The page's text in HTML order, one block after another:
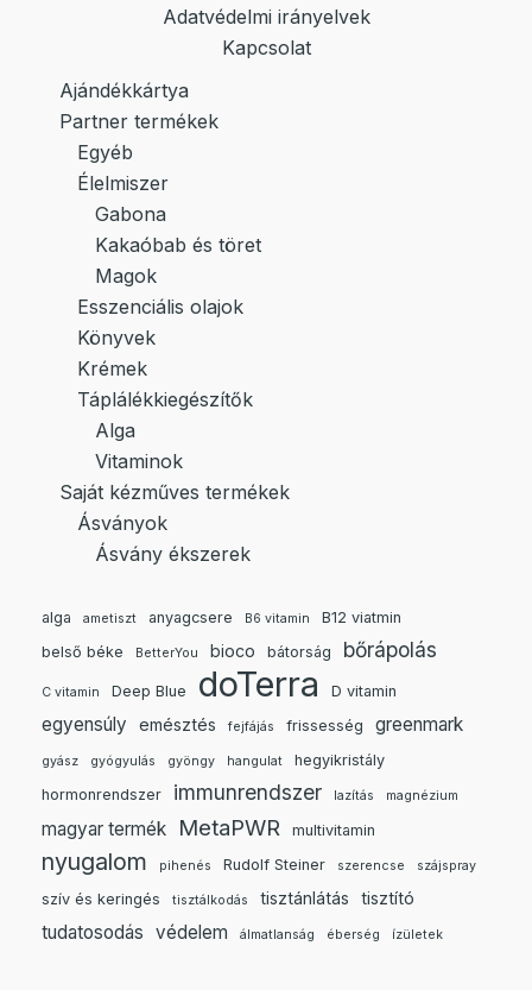
Adatvédelmi irányelvek
Kapcsolat
Ajándékkártya
Partner termékek
Egyéb
Élelmiszer
Gabona
Kakaóbab és töret
Magok
Esszenciális olajok
Könyvek
Krémek
Táplálékkiegészítők
Alga
Vitaminok
Saját kézműves termékek
Ásványok
Ásvány ékszerek
alga ametiszt anyagcsere B6 vitamin
B12 viatmin
belső béke
BetterYou bioco bátorság bőrápolás
C vitamin Deep Blue doTerra D vitamin
egyensúly emésztés fejfájás frissesség greenmark
gyász gyógyulás gyöngy hangulat
hegyikristály
hormonrendszer
immunrendszer lazítás magnézium
magyar termék MetaPWR multivitamin
nyugalom pihenés Rudolf Steiner szerencse szájspray
szív és keringés tisztálkodás tisztánlátás tisztító
tudatosodás védelem álmatlanság éberség ízületek